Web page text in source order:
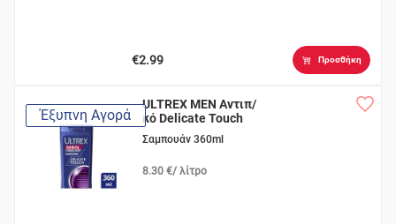
€2.99 Προσθήκη
Έξυπνη Αγορά
ULTREX MEN Αντιπ/
κό Delicate Touch
Σαμπουάν 360ml
8.30 €/ λίτρο